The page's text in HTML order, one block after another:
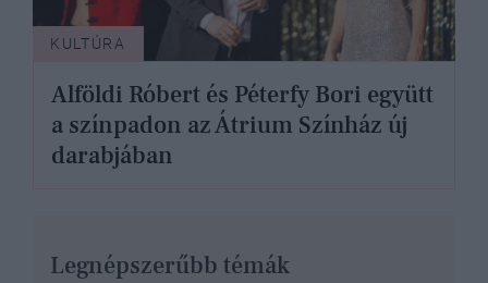
KULTÚRA
Alföldi Róbert és Péterfy Bori együtt
a színpadon az Átrium Színház új
darabjában
Legnépszerűbb témák